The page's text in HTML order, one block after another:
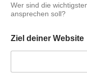
Wer sind die
anspre­chen soll?
Ziel dei­ner Web­site